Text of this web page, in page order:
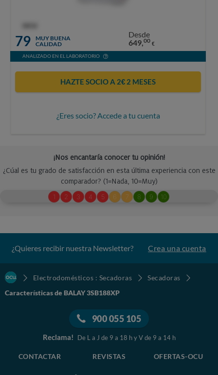
79
MUY BUENA
CALIDAD
Desde
649,00 €
ANALIZADO EN EL LABORATORIO
HAZTE SOCIO A 2€ 2 MESES
¿Eres socio? Accede a tu cuenta
¿Quieres recibir nuestra Newsletter? Crea una cuenta
Electrodomésticos : Secadoras
Secadoras
Características de BALAY 3SB188XP
900 055 105
Reclama! De L a J de 9 a 18 h y V de 9 a 14 h
CONTACTAR REVISTAS OFERTAS-OCU